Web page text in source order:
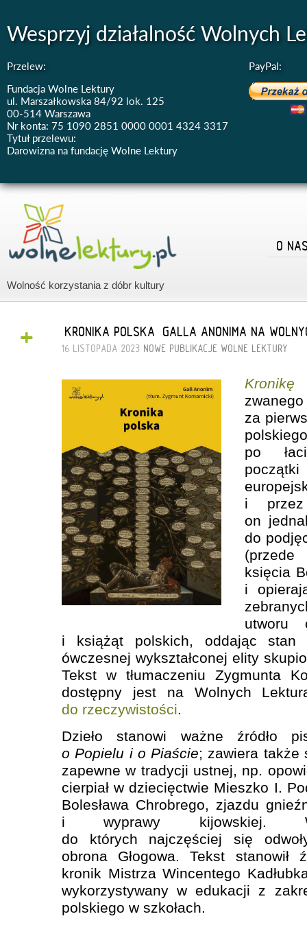
Wesprzyj działalność Wolnych
Przelew:
Fundacja Wolne Lektury
ul. Marszałkowska 84/92 lok. 125
00-514 Warszawa
Nr konta: 75 1090 2851 0000 0001 4324 3317
Tytuł przelewu:
Darowizna na fundację Wolne Lektury
PayPal:
Wolność korzystania z dóbr kultury
O
+ „KRONIKA POLSKA” GALLA ANONIMA NA
16 LISTOPADA 2023 NOWE PUBLIKACJE WOLNE LEKTURY
za
po
i przez
on
do
księcia
i
utworu
i książąt polskich, oddając stan
ówczesnej wykształconej elity
Tekst w tłumaczeniu Zygmunta
dostępny jest na Wolnych
do rzeczywistości.
Dzieło stanowi ważne źródło
o Popielu i o Piaście; zawiera także
zapewne w tradycji ustnej, np.
cierpiał w dziecięctwie Mieszko I.
Bolesława Chrobrego, zjazdu
i wyprawy kijowskiej.
do których najczęściej się
obrona Głogowa. Tekst stanowił
kronik Mistrza Wincentego
wykorzystywany w edukacji z
polskiego w szkołach.